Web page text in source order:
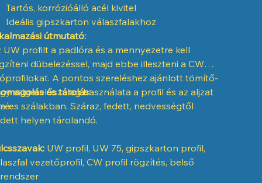
Tartós, korrózióálló acél kivitel
Ideális gipszkarton válaszfalakhoz
útmutató:
UW profilt a padlóra és a mennyezetre kell
dübelezéssel, majd ebbe illeszteni a CW
A pontos szereléshez ajánlott tömítő-
szigetelőszalag használata a profil és az aljzat
és tárolás:
es szálakban. Száraz, fedett, nedvességtől
helyen tárolandó.
UW profil, UW 75, gipszkarton profil,
vezetőprofil, CW profil rögzítés, belső